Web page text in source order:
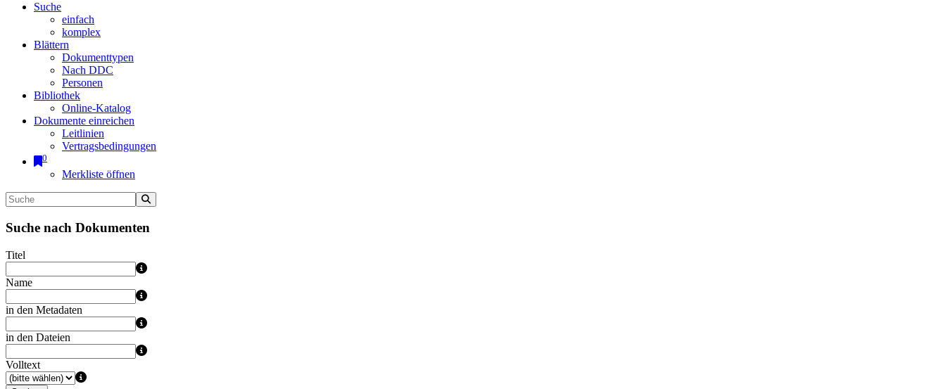
Suche
einfach
komplex
Blättern
Dokumenttypen
Nach DDC
Personen
Bibliothek
Online-Katalog
Dokumente einreichen
Leitlinien
Vertragsbedingungen
0
Merkliste öffnen
Suche nach Dokumenten
Titel
Name
in den Metadaten
in den Dateien
Volltext